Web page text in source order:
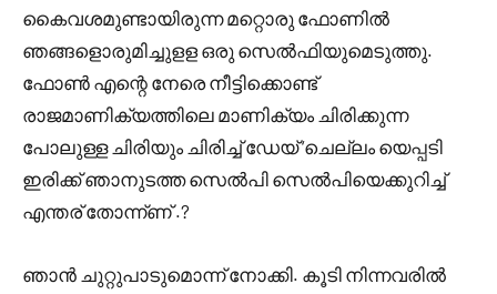
കൈവശമുണ്ടായിരുന്ന മറ്റൊരു ഫോണിൽ
ഞങ്ങളൊരുമിച്ചുളള ഒരു സെൽഫിയുമെടുത്തു.
ഫോൺ എന്റെ നേരെ നീട്ടിക്കൊണ്ട്
രാജമാണിക്യത്തിലെ മാണിക്യം ചിരിക്കുന്ന
പോലുള്ള ചിരിയും ചിരിച്ച് ഡേയ് ‘ചെല്ലം യെപ്പടി
ഇരിക്ക് ഞാനുടത്ത സെൽപി സെൽപിയെക്കുറിച്ച്
എന്തര് തോന്ന്ണ് .?
ഞാൻ ചുറ്റുപാടുമൊന്ന് നോക്കി. കൂടി നിന്നവരിൽ